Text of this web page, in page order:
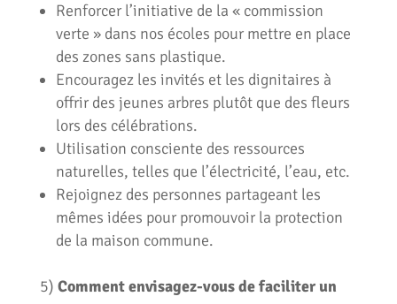
Renforcer l’initiative de la « commission
verte » dans nos écoles pour mettre en place
des zones sans plastique.
Encouragez les invités et les dignitaires à
offrir des jeunes arbres plutôt que des fleurs
lors des célébrations.
Utilisation consciente des ressources
naturelles, telles que l’électricité, l’eau, etc.
Rejoignez des personnes partageant les
mêmes idées pour promouvoir la protection
de la maison commune.
5) Comment envisagez-vous de faciliter un